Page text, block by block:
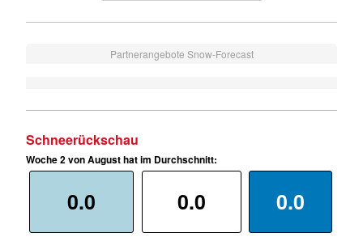
Partnerangebote Snow-Forecast
Schneerückschau
Woche 2 von August hat im Durchschnitt:
0.0 0.0 0.0